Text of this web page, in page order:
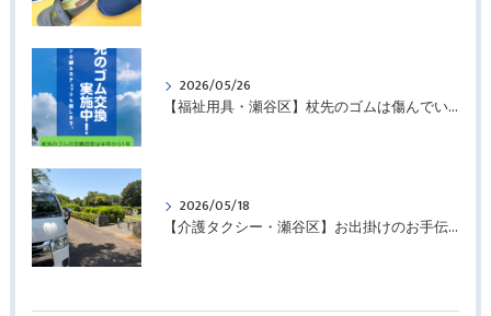
2026/05/26
【福祉用具・瀬谷区】杖先のゴムは傷んでいませんか？
2026/05/18
【介護タクシー・瀬谷区】お出掛けのお手伝いさせていただきました